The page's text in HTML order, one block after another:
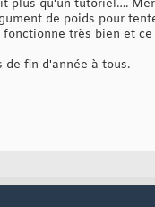
plus qu'un tutoriel….
de poids pour
très bien et
de fin d'année à tous.